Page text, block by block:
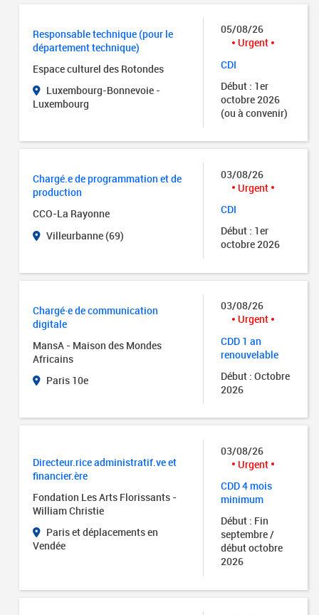
Responsable technique (pour le
département technique)
Espace culturel des Rotondes
Luxembourg-Bonnevoie -
Luxembourg
05/08/26
Urgent
CDI
Début : 1er
octobre 2026
(ou à convenir)
Chargé.e de programmation et de
production
CCO-La Rayonne
Villeurbanne (69)
03/08/26
Urgent
CDI
Début : 1er
octobre 2026
Chargé·e de communication
digitale
MansA - Maison des Mondes
Africains
Paris 10e
03/08/26
Urgent
CDD 1 an
renouvelable
Début : Octobre
2026
Directeur.rice administratif.ve et
financier.ère
Fondation Les Arts Florissants -
William Christie
Paris et déplacements en
Vendée
03/08/26
Urgent
CDD 4 mois
minimum
Début : Fin
septembre /
début octobre
2026